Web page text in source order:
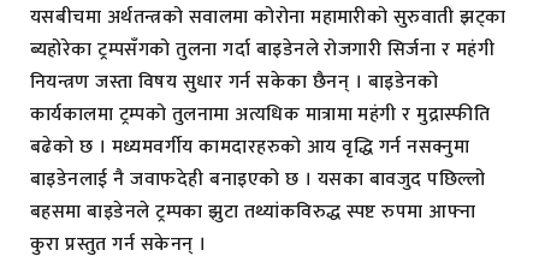
यसबीचमा अर्थतन्त्रको सवालमा कोरोना महामारीको सुरुवाती झट्का
ब्यहोरेका ट्रम्पसँगको तुलना गर्दा बाइडेनले रोजगारी सिर्जना र महंगी
नियन्त्रण जस्ता विषय सुधार गर्न सकेका छैनन् । बाइडेनको
कार्यकालमा ट्रम्पको तुलनामा अत्यधिक मात्रामा महंगी र मुद्रास्फीति
बढेको छ । मध्यमवर्गीय कामदारहरुको आय वृद्धि गर्न नसक्नुमा
बाइडेनलाई नै जवाफदेही बनाइएको छ । यसका बावजुद पछिल्लो
बहसमा बाइडेनले ट्रम्पका झुटा तथ्यांकविरुद्ध स्पष्ट रुपमा आफ्ना
कुरा प्रस्तुत गर्न सकेनन् ।